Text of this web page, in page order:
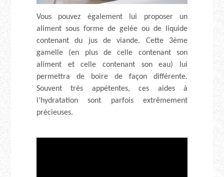
Vous pouvez également lui proposer un
aliment sous forme de gelée ou de liquide
contenant du jus de viande. Cette 3ème
gamelle (en plus de celle contenant son
aliment et celle contenant son eau) lui
permettra de boire de façon différente.
Souvent très appétentes, ces aides à
l’hydratation sont parfois extrêmement
précieuses.